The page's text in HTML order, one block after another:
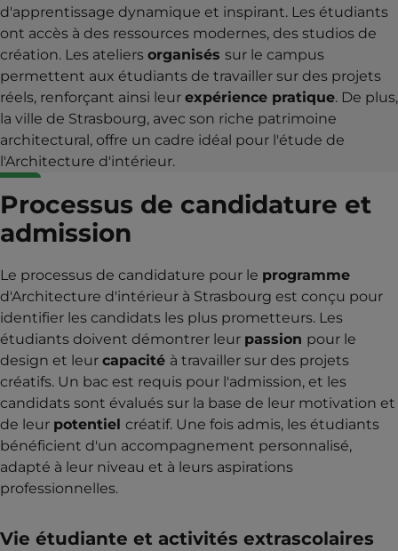
d'apprentissage dynamique et inspirant. Les étudiants
ont accès à des ressources modernes, des studios de
création. Les ateliers organisés sur le campus
permettent aux étudiants de travailler sur des projets
réels, renforçant ainsi leur expérience pratique. De plus,
la ville de Strasbourg, avec son riche patrimoine
architectural, offre un cadre idéal pour l'étude de
l'Architecture d'intérieur.
Processus de candidature et
admission
Le processus de candidature pour le programme
d'Architecture d'intérieur à Strasbourg est conçu pour
identifier les candidats les plus prometteurs. Les
étudiants doivent démontrer leur passion pour le
design et leur capacité à travailler sur des projets
créatifs. Un bac est requis pour l'admission, et les
candidats sont évalués sur la base de leur motivation et
de leur potentiel créatif. Une fois admis, les étudiants
bénéficient d'un accompagnement personnalisé,
adapté à leur niveau et à leurs aspirations
professionnelles.
Vie étudiante et activités extrascolaires